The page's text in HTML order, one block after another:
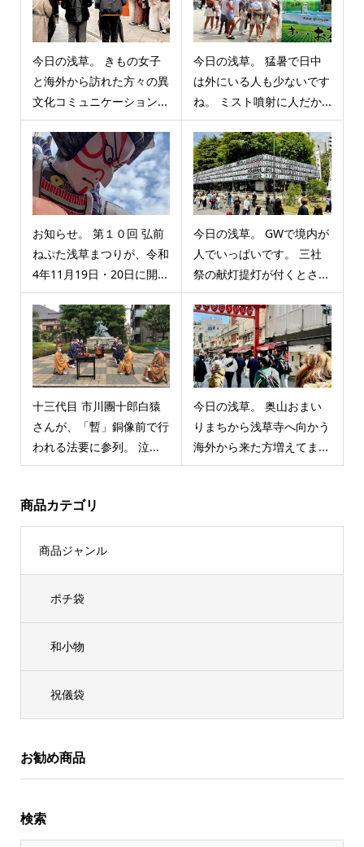
今日の浅草。 きもの女子
と海外から訪れた方々の異
文化コミュニケーション...
今日の浅草。 猛暑で日中
は外にいる人も少ないです
ね。 ミスト噴射に人だか...
お知らせ。 第１０回 弘前
ねぷた浅草まつりが、令和
4年11月19日・20日に開...
今日の浅草。 GWで境内が
人でいっぱいです。 三社
祭の献灯提灯が付くとさ...
十三代目 市川團十郎白猿
さんが、「暫」銅像前で行
われる法要に参列。 泣...
今日の浅草。 奥山おまい
りまちから浅草寺へ向かう
海外から来た方増えてま...
商品カテゴリ
商品ジャンル
ポチ袋
和小物
祝儀袋
お勧め商品
検索